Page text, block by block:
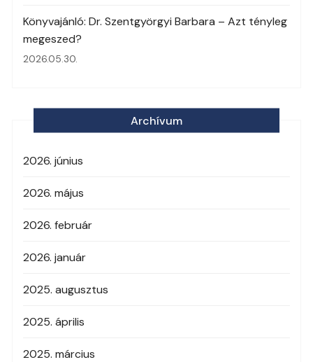
Könyvajánló: Dr. Szentgyörgyi Barbara – Azt tényleg
megeszed?
2026.05.30.
Archívum
2026. június
2026. május
2026. február
2026. január
2025. augusztus
2025. április
2025. március